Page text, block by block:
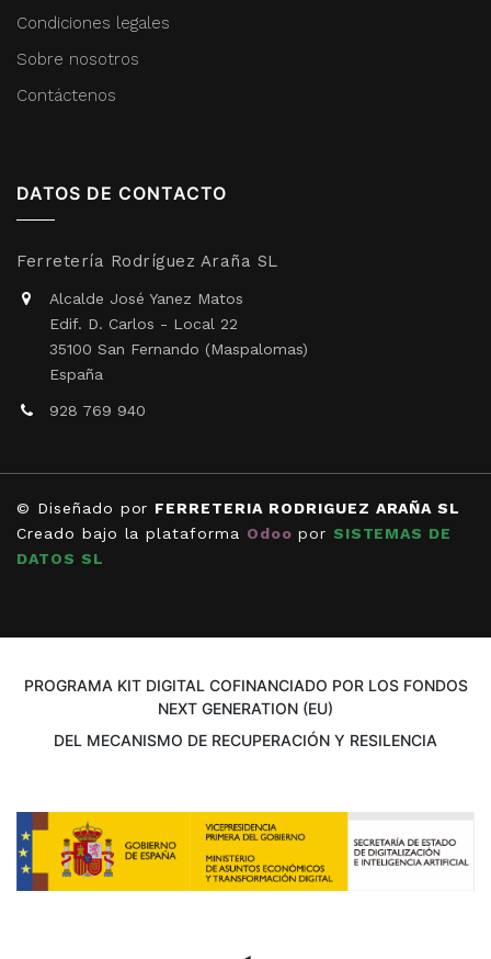
Condiciones legales
Sobre nosotros
Contáctenos
DATOS DE CONTACTO
Ferretería Rodríguez Araña SL
Alcalde José Yanez Matos
Edif. D. Carlos - Local 22
35100 San Fernando (Maspalomas)
España
928 769 940
© Diseñado por FERRETERIA RODRIGUEZ ARAÑA SL
Creado bajo la plataforma Odoo por SISTEMAS DE
DATOS SL
PROGRAMA KIT DIGITAL COFINANCIADO POR LOS FONDOS
NEXT GENERATION (EU)
DEL MECANISMO DE RECUPERACIÓN Y RESILENCIA